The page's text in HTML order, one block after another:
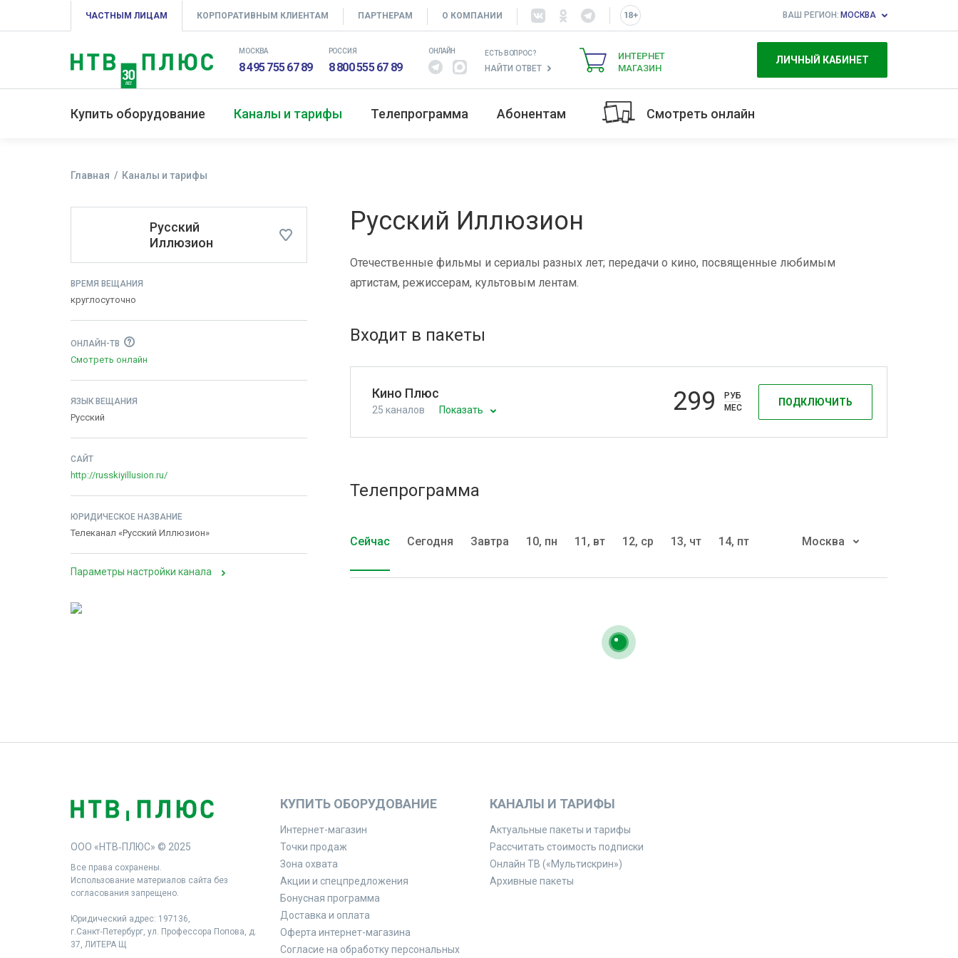
ЧАСТНЫМ ЛИЦАМ КОРПОРАТИВНЫМ КЛИЕНТАМ ПАРТНЕРАМ О КОМПАНИИ ВАШ РЕГИОН: МОСКВА
МОСКВА
8 495 755 67 89
РОССИЯ
8 800 555 67 89
ОНЛАЙН ЕСТЬ ВОПРОС?
НАЙТИ ОТВЕТ
ИНТЕРНЕТ
МАГАЗИН
ЛИЧНЫЙ КАБИНЕТ
Купить оборудование Каналы и тарифы Телепрограмма Абонентам Смотреть онлайн
Главная Каналы и тарифы
Русский
Иллюзион
ВРЕМЯ ВЕЩАНИЯ
круглосуточно
ОНЛАЙН-ТВ
Смотреть онлайн
ЯЗЫК ВЕЩАНИЯ
Русский
САЙТ
http://russkiyillusion.ru/
ЮРИДИЧЕСКОЕ НАЗВАНИЕ
Телеканал «Русский Иллюзион»
Параметры настройки канала
Русский Иллюзион
Отечественные фильмы и сериалы разных лет; передачи о кино, посвященные любимым
артистам, режиссерам, культовым лентам.
Входит в пакеты
Кино Плюс
25 каналов Показать
ПОДКЛЮЧИТЬ
299
РУБ
МЕС
Телепрограмма
Сейчас Сегодня Завтра 10, пн 11, вт 12, ср 13, чт 14, пт Москва
ООО «НТВ‑ПЛЮС» © 2025
Все права сохранены.
Использование материалов сайта без
согласования запрещено.
Юридический адрес: 197136,
г.Санкт‑Петербург, ул. Профессора Попова, д.
37, ЛИТЕРА Щ
КУПИТЬ ОБОРУДОВАНИЕ
Интернет-магазин
Точки продаж
Зона охвата
Акции и спецпредложения
Бонусная программа
Доставка и оплата
Оферта интернет-магазина
Согласие на обработку персональных
КАНАЛЫ И ТАРИФЫ
Актуальные пакеты и тарифы
Рассчитать стоимость подписки
Онлайн ТВ («Мультискрин»)
Архивные пакеты